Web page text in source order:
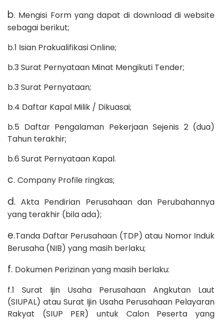
b. Mengisi Form yang dapat di download di website
sebagai berikut;
b.1 Isian Prakualifikasi Online;
b.3 Surat Pernyataan Minat Mengikuti Tender;
b.3 Surat Pernyataan;
b.4 Daftar Kapal Milik / Dikuasai;
b.5 Daftar Pengalaman Pekerjaan Sejenis 2 (dua)
Tahun terakhir;
b.6 Surat Pernyataan Kapal.
c. Company Profile ringkas;
d. Akta Pendirian Perusahaan dan Perubahannya
yang terakhir (bila ada);
e.Tanda Daftar Perusahaan (TDP) atau Nomor Induk
Berusaha (NIB) yang masih berlaku;
f. Dokumen Perizinan yang masih berlaku:
f.1 Surat Ijin Usaha Perusahaan Angkutan Laut
(SIUPAL) atau Surat Ijin Usaha Perusahaan Pelayaran
Rakyat (SIUP PER) untuk Calon Peserta yang